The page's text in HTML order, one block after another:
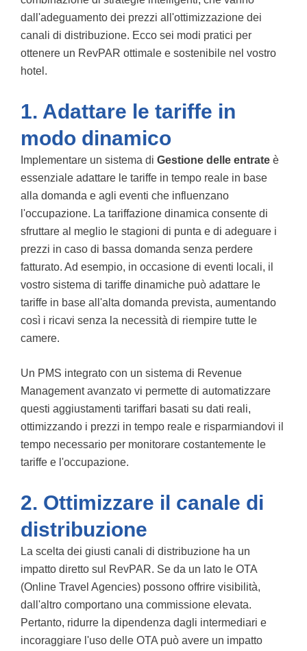
dall'adeguamento dei prezzi all'ottimizzazione dei
canali di distribuzione. Ecco sei modi pratici per
ottenere un RevPAR ottimale e sostenibile nel vostro
hotel.
1. Adattare le tariffe in
modo dinamico
Implementare un sistema di Gestione delle entrate è
essenziale adattare le tariffe in tempo reale in base
alla domanda e agli eventi che influenzano
l'occupazione. La tariffazione dinamica consente di
sfruttare al meglio le stagioni di punta e di adeguare i
prezzi in caso di bassa domanda senza perdere
fatturato. Ad esempio, in occasione di eventi locali, il
vostro sistema di tariffe dinamiche può adattare le
tariffe in base all'alta domanda prevista, aumentando
così i ricavi senza la necessità di riempire tutte le
camere.
Un PMS integrato con un sistema di Revenue
Management avanzato vi permette di automatizzare
questi aggiustamenti tariffari basati su dati reali,
ottimizzando i prezzi in tempo reale e risparmiandovi il
tempo necessario per monitorare costantemente le
tariffe e l'occupazione.
2. Ottimizzare il canale di
distribuzione
La scelta dei giusti canali di distribuzione ha un
impatto diretto sul RevPAR. Se da un lato le OTA
(Online Travel Agencies) possono offrire visibilità,
dall'altro comportano una commissione elevata.
Pertanto, ridurre la dipendenza dagli intermediari e
incoraggiare l'uso delle OTA può avere un impatto